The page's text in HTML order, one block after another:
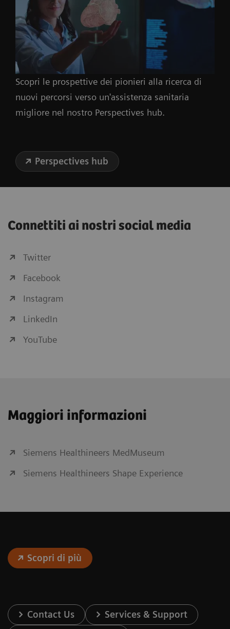
Scopri le prospettive dei pionieri alla ricerca di
nuovi percorsi verso un'assistenza sanitaria
migliore nel nostro Perspectives hub.
Perspectives hub
Connettiti ai nostri social media
Twitter
Facebook
Instagram
LinkedIn
YouTube
Maggiori informazioni
Siemens Healthineers MedMuseum
Siemens Healthineers Shape Experience
Scopri di più
Contact Us
Services & Support